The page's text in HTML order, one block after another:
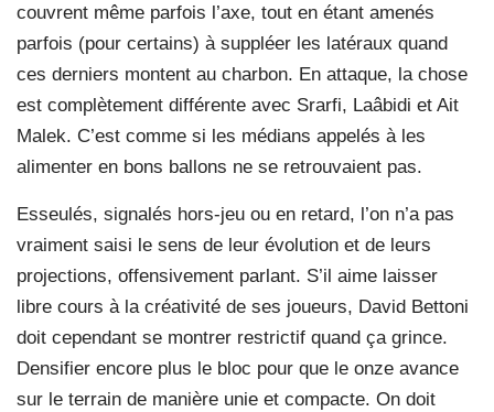
couvrent même parfois l’axe, tout en étant amenés
parfois (pour certains) à suppléer les latéraux quand
ces derniers montent au charbon. En attaque, la chose
est complètement différente avec Srarfi, Laâbidi et Ait
Malek. C’est comme si les médians appelés à les
alimenter en bons ballons ne se retrouvaient pas.
Esseulés, signalés hors-jeu ou en retard, l’on n’a pas
vraiment saisi le sens de leur évolution et de leurs
projections, offensivement parlant. S’il aime laisser
libre cours à la créativité de ses joueurs, David Bettoni
doit cependant se montrer restrictif quand ça grince.
Densifier encore plus le bloc pour que le onze avance
sur le terrain de manière unie et compacte. On doit